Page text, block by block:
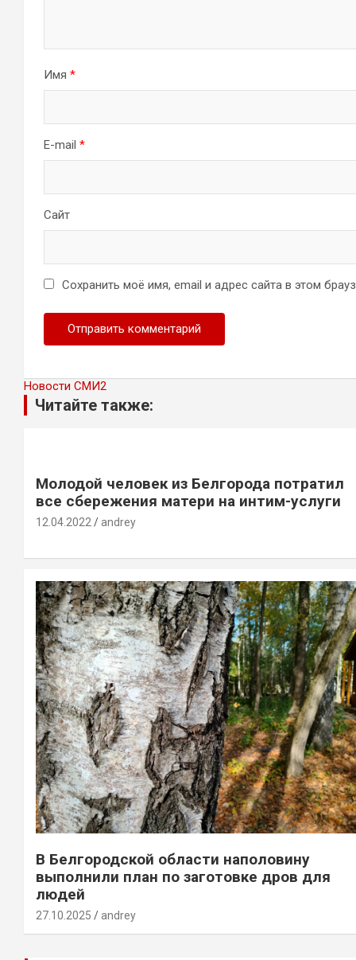
Имя *
E-mail *
Сайт
Сохранить моё имя, email и адрес сайта в этом
Новости СМИ2
Читайте также:
Молодой человек из Белгорода потратил
все сбережения матери на интим-услуги
12.04.2022 andrey
В Белгородской области наполовину
выполнили план по заготовке дров для
людей
27.10.2025 andrey